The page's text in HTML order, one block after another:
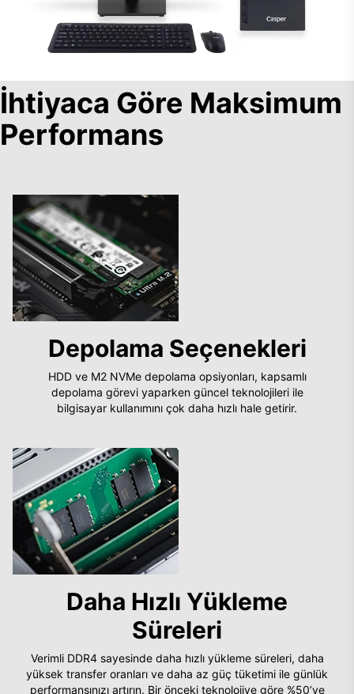
İhtiyaca Göre Maksimum
Performans
Depolama Seçenekleri
HDD ve M2 NVMe depolama opsiyonları, kapsamlı
depolama görevi yaparken güncel teknolojileri ile
bilgisayar kullanımını çok daha hızlı hale getirir.
Daha Hızlı Yükleme
Süreleri
Verimli DDR4 sayesinde daha hızlı yükleme süreleri, daha
yüksek transfer oranları ve daha az güç tüketimi ile günlük
performansınızı artırın. Bir önceki teknolojiye göre %50’ye